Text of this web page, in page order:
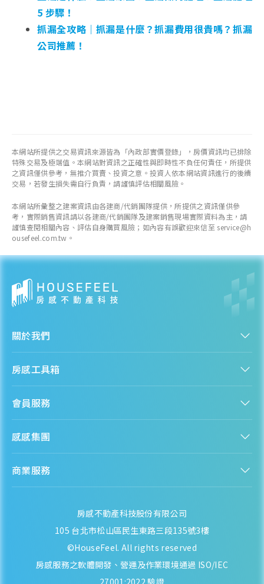
5 步驟！
抓漏全攻略｜抓漏是什麼？抓漏費用很貴嗎？抓漏
公司推薦！
本網站所提供之交易資訊來源皆為「內政部實價登錄」，房價資訊均已排除
特殊交易及極端值。本網站對資訊之正確性與即時性不負任何責任，所提供
之資訊僅供參考，無推介買賣、投資之意。投資人依本網站資訊進行的後續
交易，若發生損失需自行負責，請謹慎評估相關風險。
本網站所彙整之建案資訊由各建商/代銷團隊提供，所提供之資訊僅供參
考，實際銷售資訊請以各建商/代銷團隊及建案銷售現場實際資料為主，請
謹慎查閱相關內容、評估自身購買風險；如內容有誤歡迎來信至 service@h
ousefeel.com.tw。
關於我們
人才招募
隱私政策
資訊安全政策
聯絡我們
房感工具箱
購屋能力試算
熱門區域分析
房產知識庫
會員服務
會員專區
感感集團
房感 HouseFeel
檬檬商城 Lemongrocery
商業服務
房感不動產科技股份有限公司
105 台北市松山區民生東路三段135號3樓
©HouseFeel. All rights reserved
房感服務之軟體開發、營運及作業環境通過 ISO/IEC